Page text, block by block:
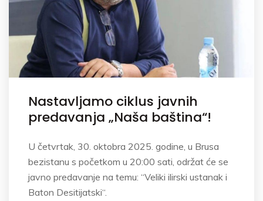
Nastavljamo ciklus javnih
predavanja „Naša baština“!
U četvrtak, 30. oktobra 2025. godine, u Brusa
bezistanu s početkom u 20:00 sati, održat će se
javno predavanje na temu: “Veliki ilirski ustanak i
Baton Desitijatski“.